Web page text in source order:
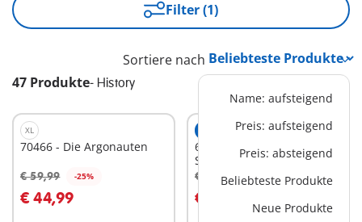
Filter (1)
47 Produkte- History
Sortiere nach
Name: aufsteigend
Preis: aufsteigend
Preis: absteigend
Beliebteste Produkte
Neue Produkte
XL
70466 - Die Argonauten
€ 59,99 -25%
€ 44,99
In den Warenkorb
EXKLUSIV XS
6490 - 3 römische
Soldaten
€ 8,99 -25%
€ 6,74
In den Warenkorb